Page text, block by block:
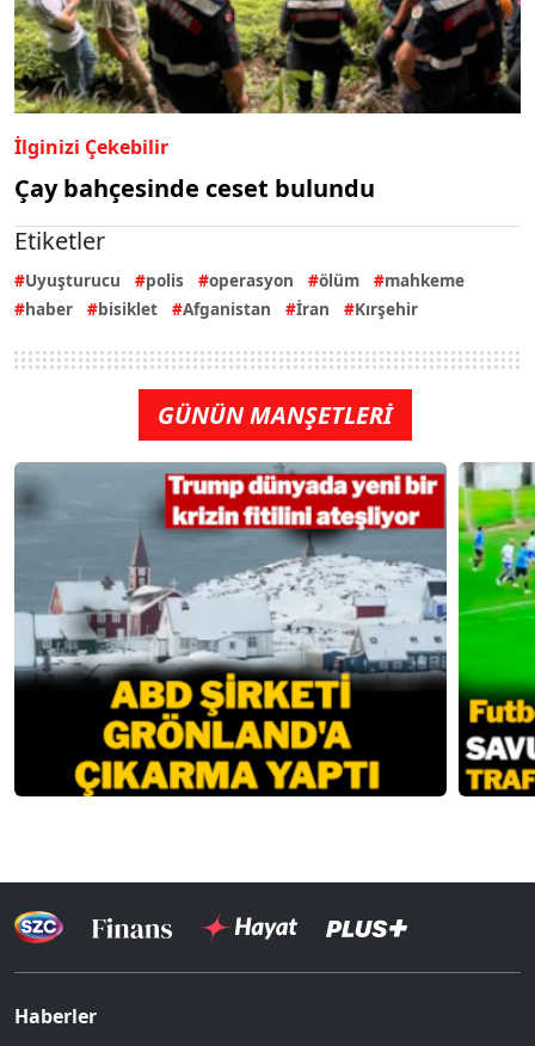
İlginizi Çekebilir
Çay bahçesinde ceset bulundu
Etiketler
Uyuşturucu polis operasyon ölüm
mahkeme
haber
bisiklet Afganistan İran Kırşehir
GÜNÜN MANŞETLERİ
Haberler